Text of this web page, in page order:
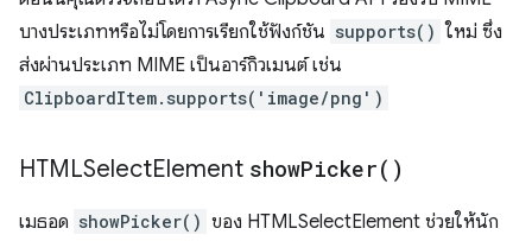
บางประเภทหรือไม่โดยการเรียกใช้ฟังก์ชัน supports() ใหม่ ซึ่ง
ส่งผ่านประเภท MIME เป็นอาร์กิวเมนต์ เช่น
ClipboardItem.supports('image/png')
HTMLSelectElement showPicker( )
เมธอด showPicker() ของ HTMLSelectElement ช่วยให้นัก